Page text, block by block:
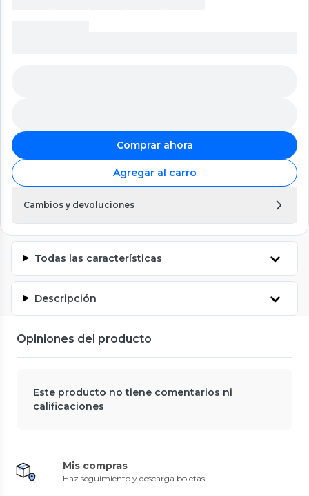
Comprar ahora
Agregar al carro
Cambios y devoluciones
Todas las características
Descripción
Opiniones del producto
Este producto no tiene comentarios ni
calificaciones
Mis compras
Haz seguimiento y descarga boletas